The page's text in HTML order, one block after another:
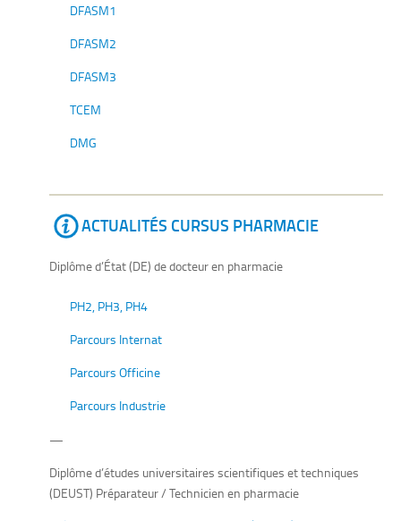
DFASM1
DFASM2
DFASM3
TCEM
DMG
ACTUALITÉS CURSUS PHARMACIE
Diplôme d’État (DE) de docteur en pharmacie
PH2, PH3, PH4
Parcours Internat
Parcours Officine
Parcours Industrie
—
Diplôme d’études universitaires scientifiques et techniques
(DEUST) Préparateur / Technicien en pharmacie